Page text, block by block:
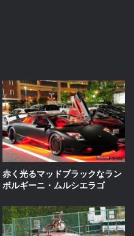
赤く光るマッドブラックなラン
ボルギーニ・ムルシエラゴ